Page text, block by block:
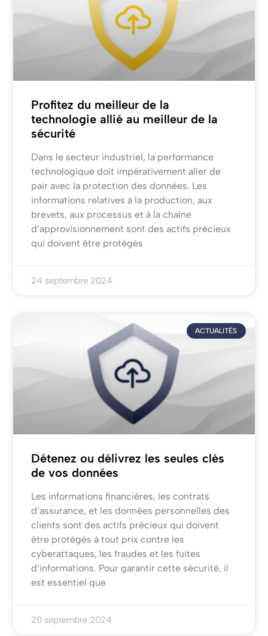
Profitez du meilleur de la
technologie allié au meilleur de la
sécurité
Dans le secteur industriel, la performance
technologique doit impérativement aller de
pair avec la protection des données. Les
informations relatives à la production, aux
brevets, aux processus et à la chaîne
d’approvisionnement sont des actifs précieux
qui doivent être protégés
24 septembre 2024
ACTUALITÉS
Détenez ou délivrez les seules clés
de vos données
Les informations financières, les contrats
d’assurance, et les données personnelles des
clients sont des actifs précieux qui doivent
être protégés à tout prix contre les
cyberattaques, les fraudes et les fuites
d’informations. Pour garantir cette sécurité, il
est essentiel que
20 septembre 2024